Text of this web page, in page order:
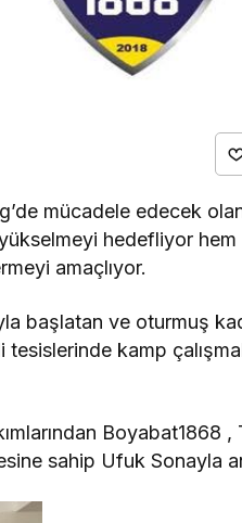
mücadele edecek
hedefliyor hem
amaçlıyor.
başlatan ve oturmuş
kamp
Boyabat1868
sahip Ufuk Sonayla